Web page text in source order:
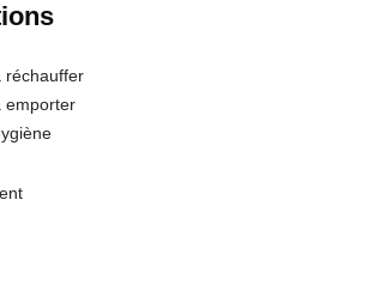
réchauffer
emporter